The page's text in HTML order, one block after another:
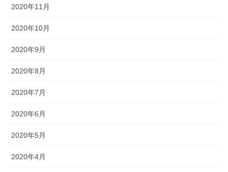
2020年11月
2020年10月
2020年9月
2020年8月
2020年7月
2020年6月
2020年5月
2020年4月